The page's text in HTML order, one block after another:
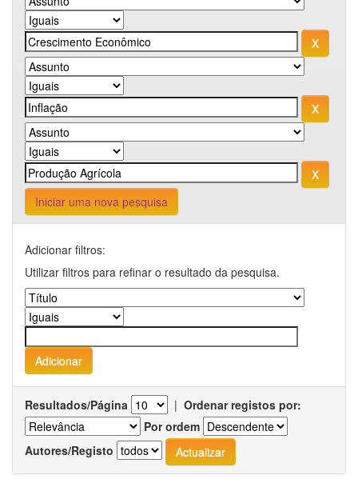
Iniciar uma nova pesquisa
Adicionar filtros:
Utilizar filtros para refinar o resultado da pesquisa.
Resultados/Página | Ordenar registos por:
Por ordem
Autores/Registo